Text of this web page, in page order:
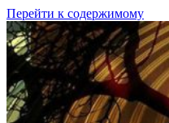
Перейти к содержимому